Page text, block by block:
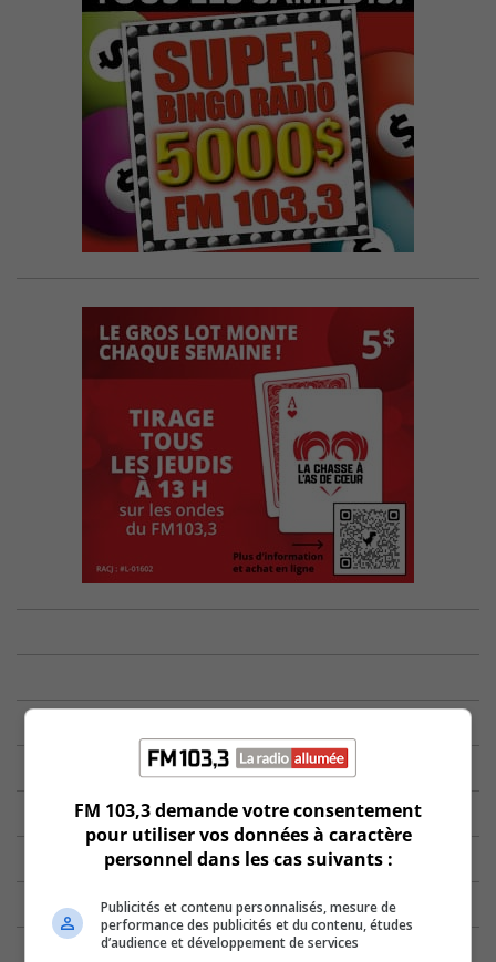
FM 103,3 demande votre consentement
pour utiliser vos données à caractère
personnel dans les cas suivants :
Publicités et contenu personnalisés, mesure de
performance des publicités et du contenu, études
d’audience et développement de services